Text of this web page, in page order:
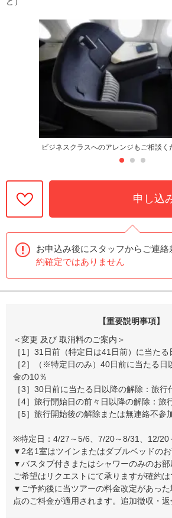
ビジネスクラスへのアレンジもご相談く
申し込
お申込み後にスタッフからご連絡
約確定ではありません
【重要説明事項】
＜変更 及び 取消料のご案内＞
［1］31日前（特定日は41日前）に当た
［2］（※特定日のみ）40日前に当たる日
金の10％
［3］30日前に当たる日以降の解除：旅行
［4］旅行開始日の前々日以降の解除：旅
［5］旅行開始後の解除または無連絡不参
※特定日：4/27～5/6、7/20～8/31、12/20
▼2名1室はツインまたはダブルベッドのお
▼バスタブ付きまたはシャワーのみのお部
ご希望はリクエストにて承りますが確約は
▼ご予約後に当ツアーの料金改定があっ
点のご料金が適用されます。追加徴収・返